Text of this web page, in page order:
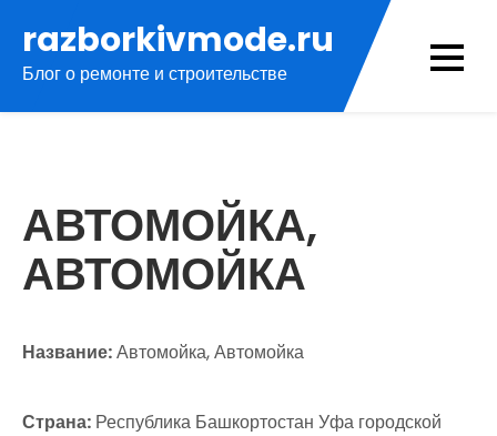
содержимому
razborkivmode.ru
Блог о ремонте и строительстве
АВТОМОЙКА,
АВТОМОЙКА
Название:Автомойка, Автомойка
Страна: Республика Башкортостан Уфа городской